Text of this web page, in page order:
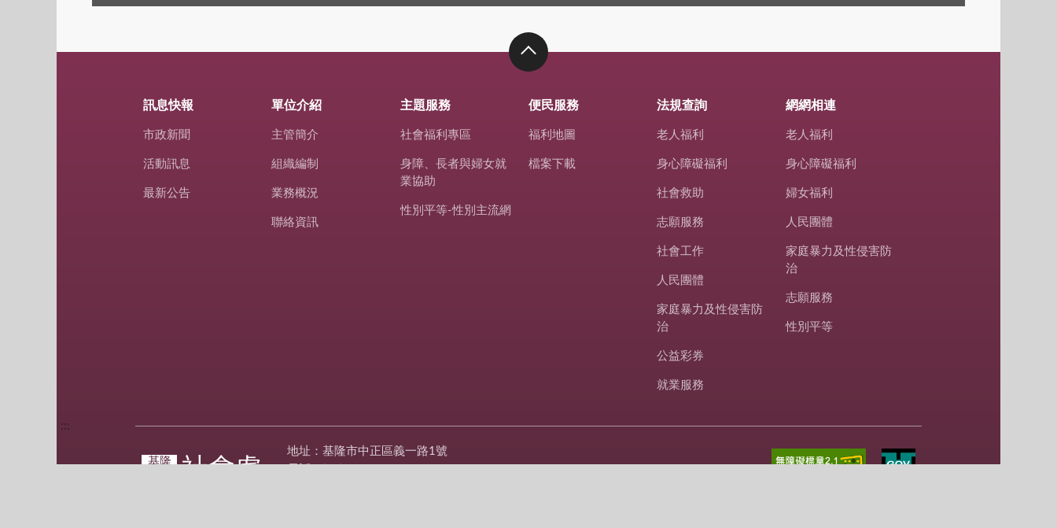
訊息快報
市政新聞
活動訊息
最新公告
單位介紹
主管簡介
組織編制
業務概況
聯絡資訊
主題服務
社會福利專區
身障、長者與婦女就
業協助
性別平等-性別主流網
便民服務
福利地圖
檔案下載
法規查詢
老人福利
身心障礙福利
社會救助
志願服務
社會工作
人民團體
家庭暴力及性侵害防
治
公益彩券
就業服務
網網相連
老人福利
身心障礙福利
婦女福利
人民團體
家庭暴力及性侵害防
治
志願服務
性別平等
:::
基隆
社會處
地址：基隆市中正區義一路1號